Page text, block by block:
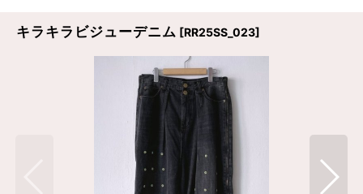
キラキラビジューデニム [RR25SS_023]